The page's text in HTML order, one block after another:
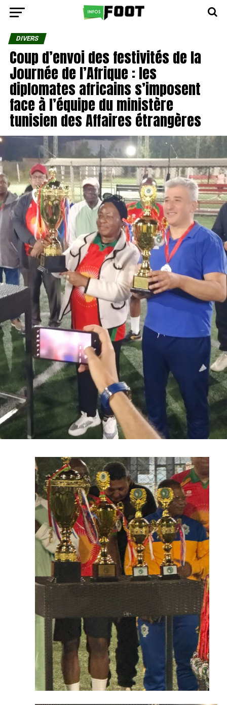
DIVERS
Coup d’envoi des festivités de la
Journée de l’Afrique : les
diplomates africains s’imposent
face à l’équipe du ministère
tunisien des Affaires étrangères